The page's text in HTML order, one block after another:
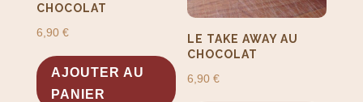
CHOCOLAT
6,90 €
AJOUTER AU
PANIER
LE TAKE AWAY AU
CHOCOLAT
6,90€